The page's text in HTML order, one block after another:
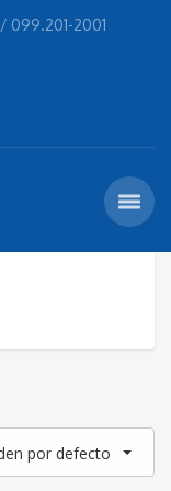
099.201-2001
por defecto